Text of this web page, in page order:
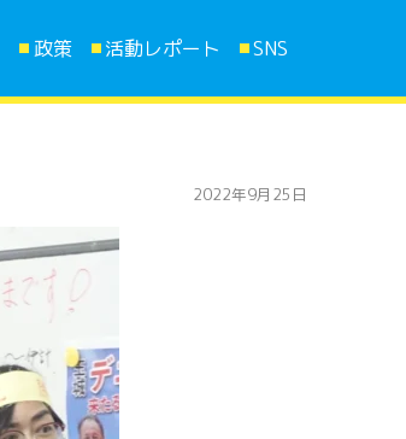
政策 活動レポート SNS
2022年9月25日